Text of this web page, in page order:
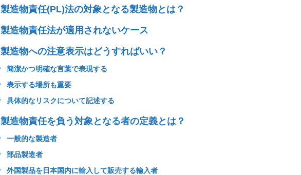
製造物責任(PL)法の対象となる製造物とは？
製造物責任法が適用されないケース
製造物への注意表示はどうすればいい？
簡潔かつ明確な言葉で表現する
表示する場所も重要
具体的なリスクについて記述する
製造物責任を負う対象となる者の定義とは？
一般的な製造者
部品製造者
外国製品を日本国内に輸入して販売する輸入者